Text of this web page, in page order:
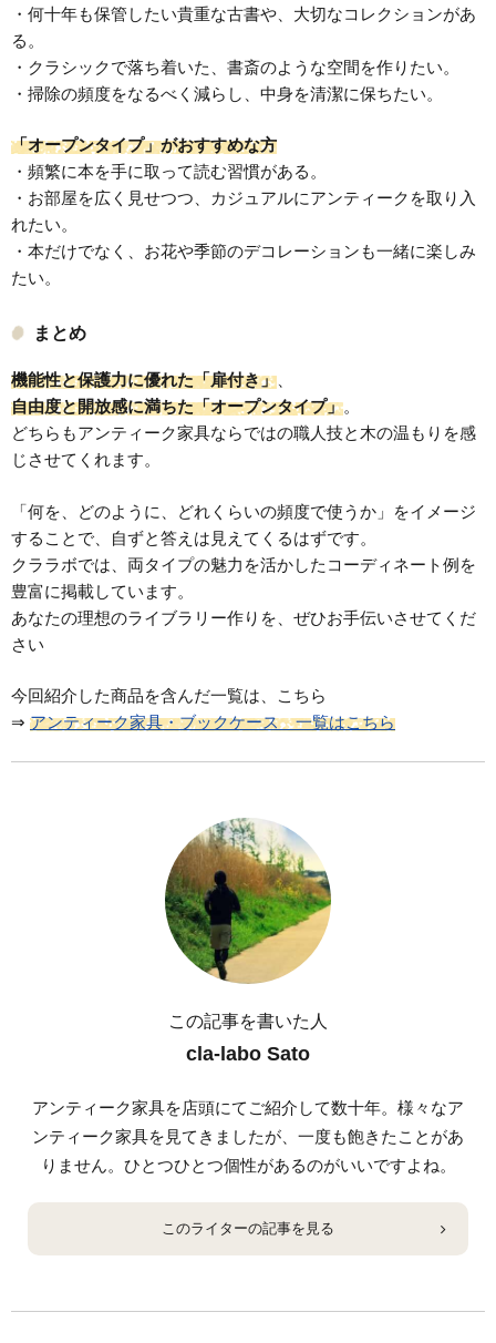
・何十年も保管したい貴重な古書や、大切なコレクションがあ
る。
・クラシックで落ち着いた、書斎のような空間を作りたい。
・掃除の頻度をなるべく減らし、中身を清潔に保ちたい。
「オープンタイプ」がおすすめな方
・頻繁に本を手に取って読む習慣がある。
・お部屋を広く見せつつ、カジュアルにアンティークを取り入
れたい。
・本だけでなく、お花や季節のデコレーションも一緒に楽しみ
たい。
まとめ
機能性と保護力に優れた「扉付き」
自由度と開放感に満ちた「オープンタイプ」。
どちらもアンティーク家具ならではの職人技と木の温もりを感
じさせてくれます。
「何を、どのように、どれくらいの頻度で使うか」をイメージ
することで、自ずと答えは見えてくるはずです。
クララボでは、両タイプの魅力を活かしたコーディネート例を
豊富に掲載しています。
あなたの理想のライブラリー作りを、ぜひお手伝いさせてくだ
さい
今回紹介した商品を含んだ一覧は、こちら
⇒ アンティーク家具・ブックケース 一覧はこちら
この記事を書いた人
cla-labo Sato
このライターの記事を見る
アンティーク家具を店頭にてご紹介して数十年。様々なア
ンティーク家具を見てきましたが、一度も飽きたことがあ
りません。ひとつひとつ個性があるのがいいですよね。